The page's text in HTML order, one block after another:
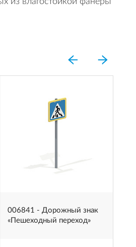
006841 - Дорожный знак
«Пешеходный переход»